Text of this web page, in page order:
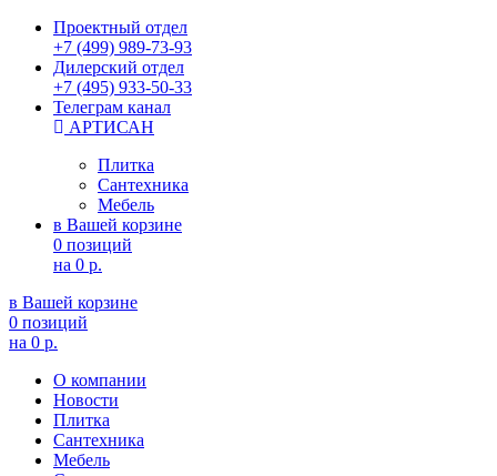
Проектный отдел
+7 (499) 989-73-93
Дилерский отдел
+7 (495) 933-50-33
Телеграм канал
АРТИСАН
Плитка
Сантехника
Мебель
в Вашей корзине
0 позиций
на 0 р.
в Вашей корзине
0 позиций
на 0 р.
О компании
Новости
Плитка
Сантехника
Мебель